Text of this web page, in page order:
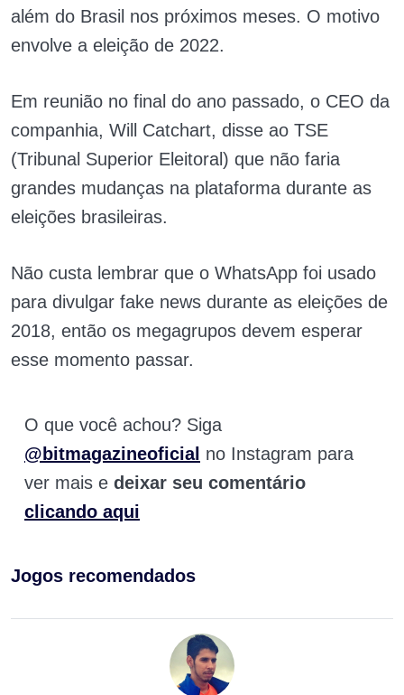
além do Brasil nos próximos meses. O motivo
envolve a eleição de 2022.
Em reunião no final do ano passado, o CEO da
companhia, Will Catchart, disse ao TSE
(Tribunal Superior Eleitoral) que não faria
grandes mudanças na plataforma durante as
eleições brasileiras.
Não custa lembrar que o WhatsApp foi usado
para divulgar fake news durante as eleições de
2018, então os megagrupos devem esperar
esse momento passar.
O que você achou? Siga
@bitmagazineoficial no Instagram para
ver mais e deixar seu comentário
clicando aqui
Jogos recomendados